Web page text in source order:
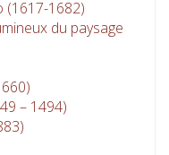
(1617-1682)
du paysage
– 1494)